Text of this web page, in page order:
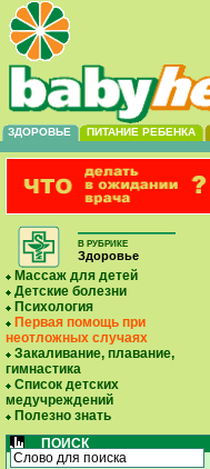
ЗДОРОВЬЕ ПИТАНИЕ РЕБЕНКА
В РУБРИКЕ
Здоровье
Массаж для детей
Детские болезни
Психология
Первая помощь при
неотложных случаях
Закаливание, плавание,
гимнастика
Список детских
медучреждений
Полезно знать
ПОИСК